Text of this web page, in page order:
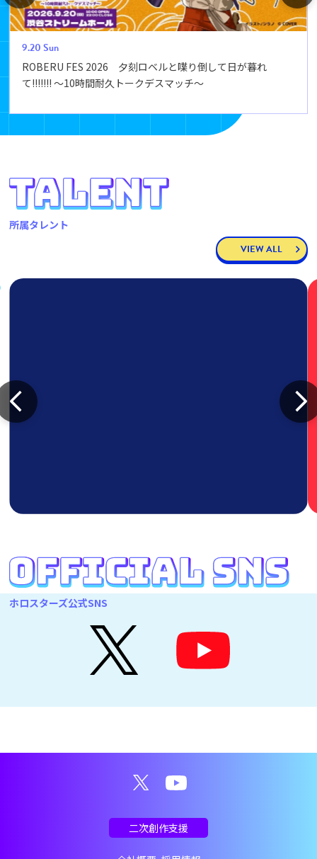
9.20Sun
ROBERU FES 2026 夕刻ロベルと喋り倒して日が暮れ
て!!!!!!! ～10時間耐久トークデスマッチ～
所属タレント
VIEW ALL
ホロスターズ公式SNS
二次創作支援